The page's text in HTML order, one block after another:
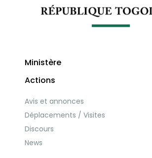
Ministère
Actions
Avis et annonces
Déplacements / Visites
Discours
News